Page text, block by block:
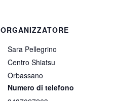
ORGANIZZATORE
Sara Pellegrino
Centro Shiatsu
Orbassano
Numero di telefono